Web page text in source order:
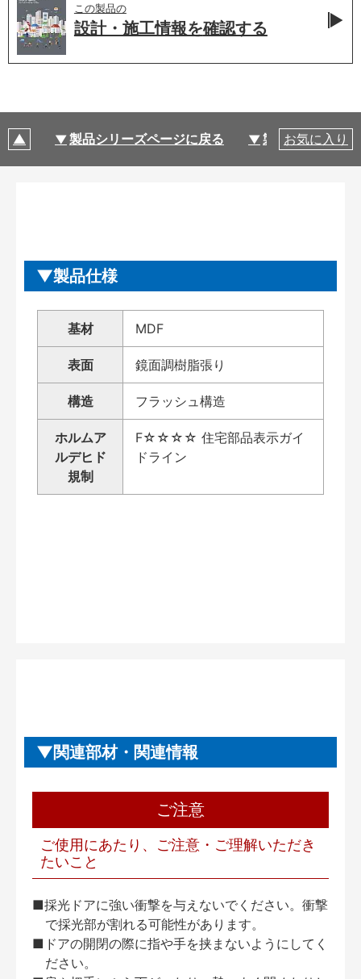
この製品の
設計・施工情報を確認する
製品シリーズページに戻る 製品仕様
お気に入り
製品仕様
基材 MDF
表面 鏡面調樹脂張り
構造 フラッシュ構造
ホルムア
ルデヒド
規制
F☆☆☆☆ 住宅部品表示ガイ
ドライン
関連部材・関連情報
ご注意
ご使用にあたり、ご注意・ご理解いただき
たいこと
■採光ドアに強い衝撃を与えないでください。衝撃
で採光部が割れる可能性があります。
■ドアの開閉の際に指や手を挟まないようにしてく
ださい。